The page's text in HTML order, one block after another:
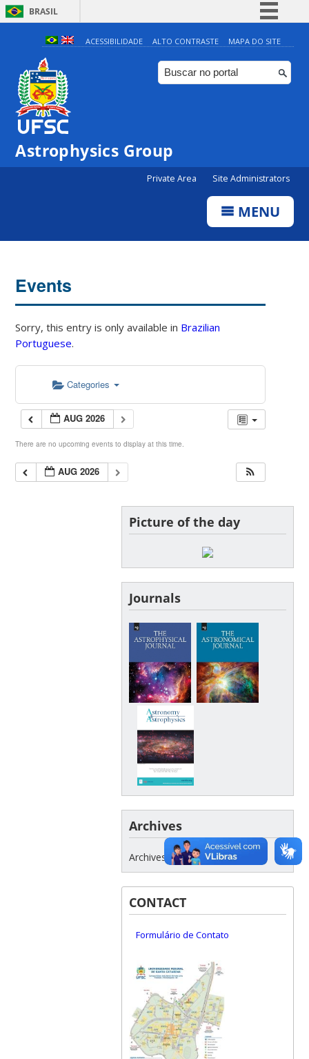
BRASIL
Simplifique!
Comunica BR
Participe
ACESSIBILIDADE ALTO CONTRASTE MAPA DO SITE
Astrophysics Group
Private Area Site Administrators
MENU
Events
Sorry, this entry is only available in Brazilian
Portuguese.
Categories
AUG 2026
There are no upcoming events to display at this time.
AUG 2026
Picture of the day
Journals
Archives
Archives
CONTACT
Formulário de Contato